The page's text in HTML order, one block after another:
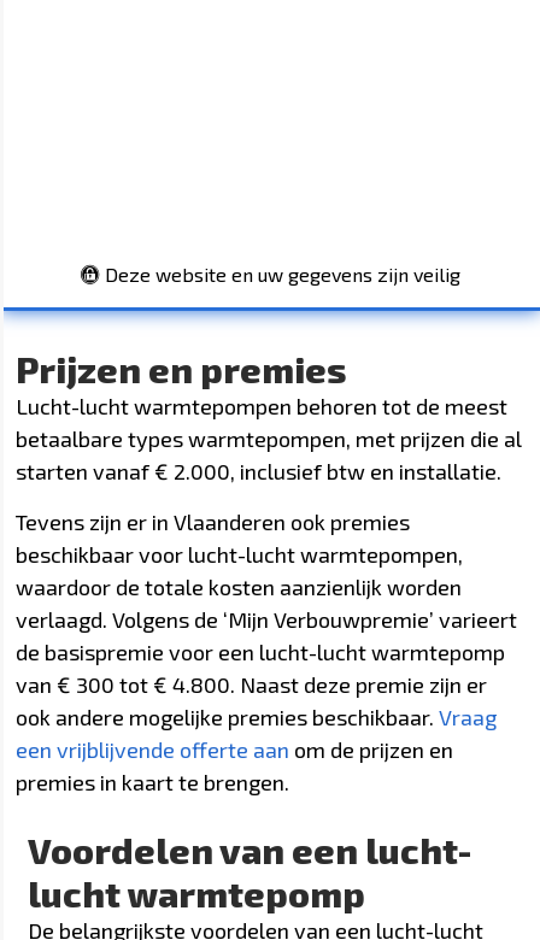
Deze website en uw gegevens zijn veilig
Prijzen en premies
Lucht-lucht warmtepompen behoren tot de meest
betaalbare types warmtepompen, met prijzen die al
starten vanaf € 2.000, inclusief btw en installatie.
Tevens zijn er in Vlaanderen ook premies
beschikbaar voor lucht-lucht warmtepompen,
waardoor de totale kosten aanzienlijk worden
verlaagd. Volgens de ‘Mijn Verbouwpremie’ varieert
de basispremie voor een lucht-lucht warmtepomp
van € 300 tot € 4.800. Naast deze premie zijn er
ook andere mogelijke premies beschikbaar.Vraag
een vrijblijvende offerte aan om de prijzen en
premies in kaart te brengen.
Voordelen van een lucht-
lucht warmtepomp
De belangrijkste voordelen van een lucht-lucht